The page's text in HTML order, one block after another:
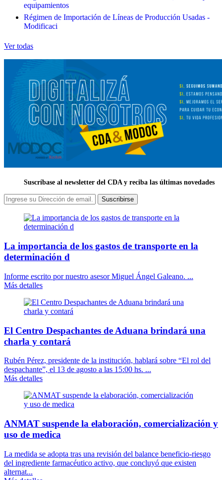
equipamientos
Régimen de Importación de Líneas de Producción Usadas -
Modificaci
Ver todas
Suscríbase al newsletter del CDA y reciba las últimas novedades
Suscribirse
La importancia de los gastos de transporte en la
determinación d
Informe escrito por nuestro asesor Miguel Ángel Galeano. ...
Más detalles
El Centro Despachantes de Aduana brindará una
charla y contará
Rubén Pérez, presidente de la institución, hablará sobre “El rol del
despachante”, el 13 de agosto a las 15:00 hs. ...
Más detalles
ANMAT suspende la elaboración, comercialización y
uso de medica
La medida se adopta tras una revisión del balance beneficio-riesgo
del ingrediente farmacéutico activo, que concluyó que existen
alternat...